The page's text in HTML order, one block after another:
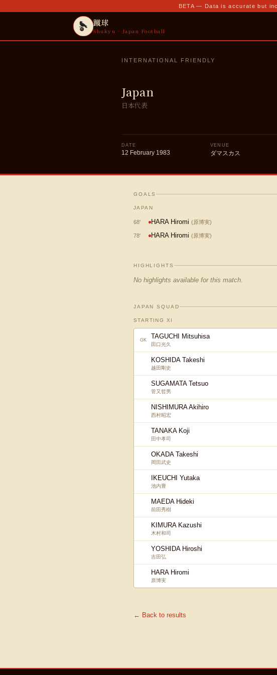
BETA — Data is accurate but
蹴球
Shukyu · Japan Football
INTERNATIONAL FRIENDLY
Japan
日本代表
DATE
12 February 1983
VENUE
ダマスカス
GOALS
JAPAN
68' HARA Hiromi (原博実)
78' HARA Hiromi (原博実)
HIGHLIGHTS
No highlights available for this match.
JAPAN SQUAD
STARTING XI
GK TAGUCHI Mitsuhisa
田口光久
KOSHIDA Takeshi
越田剛史
SUGAMATA Tetsuo
菅又哲男
NISHIMURA Akihiro
西村昭宏
TANAKA Koji
田中孝司
OKADA Takeshi
岡田武史
IKEUCHI Yutaka
池内豊
MAEDA Hideki
前田秀樹
KIMURA Kazushi
木村和司
YOSHIDA Hiroshi
吉田弘
HARA Hiromi
原博実
← Back to results